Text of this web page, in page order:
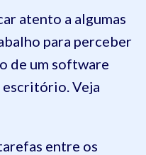
atento a algumas
para perceber
de um software
escritório. Veja
entre os